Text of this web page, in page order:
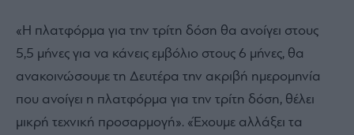
«Η πλατφόρμα για την τρίτη δόση θα ανοίγει στους
5,5 μήνες για να κάνεις εμβόλιο στους 6 μήνες, θα
ανακοινώσουμε τη Δευτέρα την ακριβή ημερομηνία
που ανοίγει η πλατφόρμα για την τρίτη δόση, θέλει
μικρή τεχνική προσαρμογή». «Έχουμε αλλάξει τα